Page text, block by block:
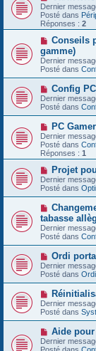
a
g
e
u
m
e
s
a
g
e
o
u
v
e
a
m
e
s
s
a
g
e
Dernier
Posté dans
Réponses : 2
N
u
v
e
a
u
m
e
s
s
a
g
e
Conseils
gamme)
Dernier
Posté dans
N
o
u
v
e
a
u
m
e
s
a
g
e
Config
Dernier
Posté dans
N
o
u
v
e
a
u
m
e
s
a
g
e
PC
Dernier
Posté dans
Réponses : 1
N
o
u
v
a
u
m
e
s
s
g
e
Projet
Dernier
Posté dans
N
o
u
v
e
a
u
m
e
s
s
a
g
e
tabasse
Dernier
Posté dans
N
o
u
v
e
a
u
m
e
s
s
a
Ordi
Dernier
Posté dans
N
o
u
v
a
u
Dernier
Posté dans
N
o
u
Aide
Dernier
Posté dans